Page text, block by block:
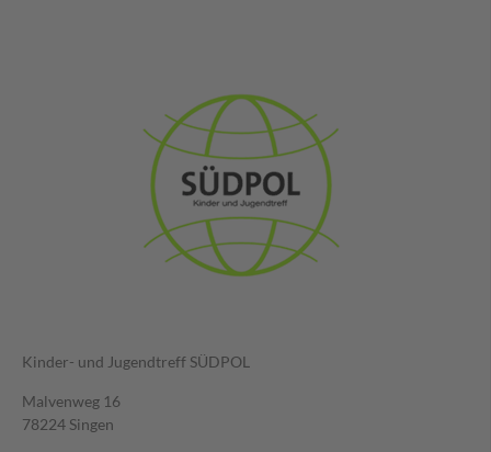
Kinder- und Jugendtreff SÜDPOL
Malvenweg 16
78224 Singen